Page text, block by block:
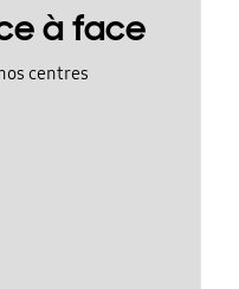
à face
centres